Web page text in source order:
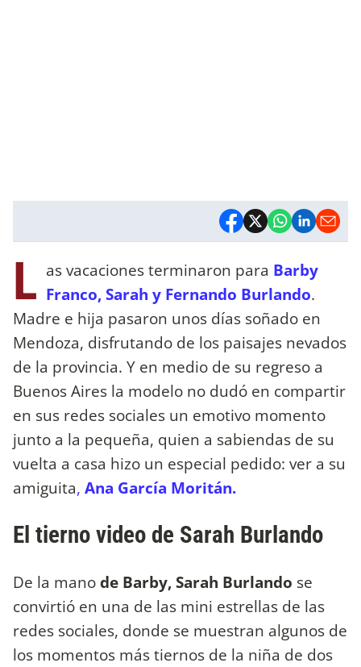
L as vacaciones terminaron para Barby
Franco, Sarah y Fernando Burlando.
Madre e hija pasaron unos días soñado en
Mendoza, disfrutando de los paisajes nevados
de la provincia. Y en medio de su regreso a
Buenos Aires la modelo no dudó en compartir
en sus redes sociales un emotivo momento
junto a la pequeña, quien a sabiendas de su
vuelta a casa hizo un especial pedido: ver a su
amiguita, Ana García Moritán.
El tierno video de Sarah Burlando
De la manode Barby, Sarah Burlando se
convirtió en una de las mini estrellas de las
redes sociales, donde se muestran algunos de
los momentos más tiernos de la niña de dos